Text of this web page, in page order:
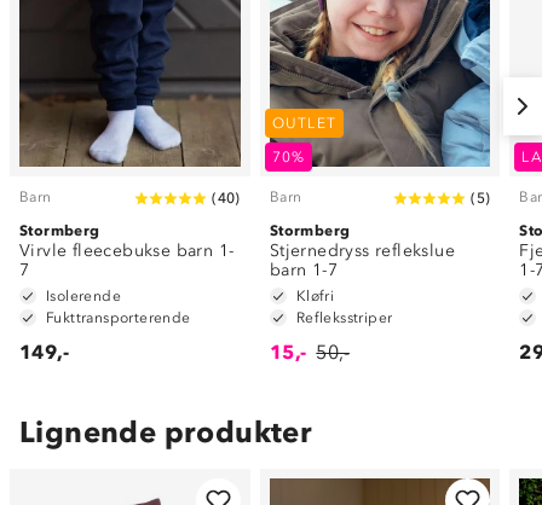
Barn (40)
Stormberg
Virvle fleecebukse barn 1-
7
Isolerende
Fukttransporterende
149,-
OUTLET
70%
Barn (5)
Stormberg
Stjernedryss reflekslue
barn 1-7
Kløfri
Refleksstriper
15,- 50,-
1-
Lignende produkter